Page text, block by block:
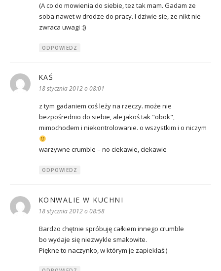
(A co do mowienia do siebie, tez tak mam. Gadam ze
soba nawet w drodze do pracy. I dziwie sie, ze nikt nie
zwraca uwagi :))
ODPOWIEDZ
KAŚ
18 stycznia 2012 o 08:01
z tym gadaniem coś leży na rzeczy. może nie
bezpośrednio do siebie, ale jakoś tak "obok",
mimochodem i niekontrolowanie. o wszystkim i o niczym
warzywne crumble – no ciekawie, ciekawie
ODPOWIEDZ
KONWALIE W KUCHNI
18 stycznia 2012 o 08:58
Bardzo chętnie spróbuję całkiem innego crumble
bo wydaje się niezwykle smakowite.
Piękne to naczynko, w którym je zapiekłaś:)